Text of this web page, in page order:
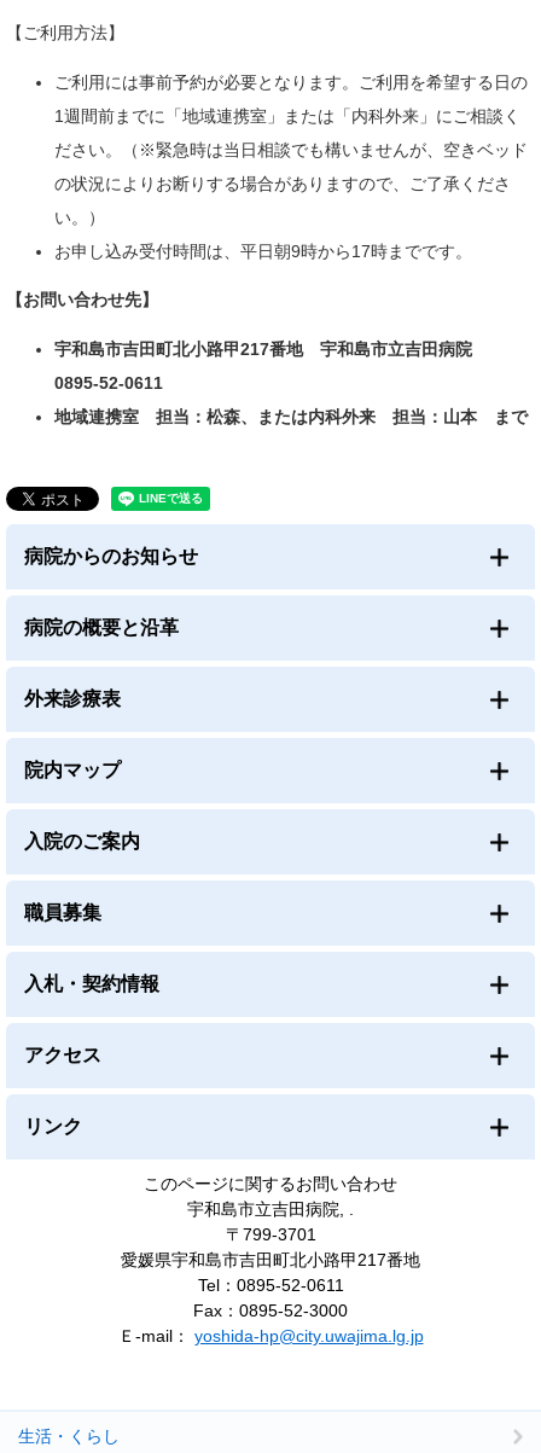
【ご利用方法】
ご利用には事前予約が必要となります。ご利用を希望する日の
1週間前までに「地域連携室」または「内科外来」にご相談く
ださい。（※緊急時は当日相談でも構いませんが、空きベッド
の状況によりお断りする場合がありますので、ご了承くださ
い。）
お申し込み受付時間は、平日朝9時から17時までです。
【お問い合わせ先】
宇和島市吉田町北小路甲217番地 宇和島市立吉田病院
0895-52-0611
地域連携室 担当：松森、または内科外来 担当：山本 まで
病院からのお知らせ
病院の概要と沿革
外来診療表
院内マップ
入院のご案内
職員募集
入札・契約情報
アクセス
リンク
このページに関するお問い合わせ
宇和島市立吉田病院, .
〒799-3701
愛媛県宇和島市吉田町北小路甲217番地
Tel：0895-52-0611
Fax：0895-52-3000
Ｅ-mail： yoshida-hp@city.uwajima.lg.jp
生活・くらし